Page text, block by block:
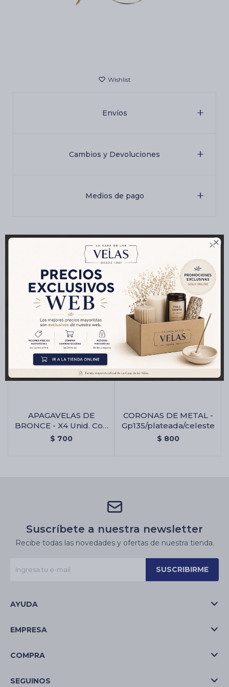

Envíos
Cambios y Devoluciones
Medios de pago
Productos que te pueden interesar
APAGAVELAS DE
BRONCE - X4 Unid. Con
Mango De Madera
$ 700
CORONAS DE METAL -
Gp135/plateada/celeste
$ 800
Suscríbete a nuestra newsletter
Recibe todas las novedades y ofertas de nuestra tienda.
SUSCRIBIRME
AYUDA
EMPRESA
COMPRA
SEGUINOS